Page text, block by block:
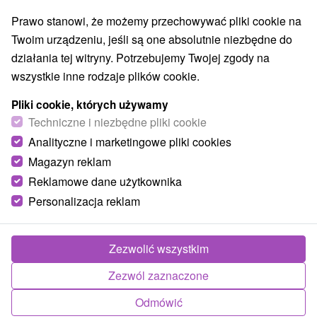
Chata Laurinka Liptovský Hrádok
Liptovský Hrádok
Chata Laurinka je krásna a priestranná chata v čarovnom
mestečku na Liptove, v Liptovskom Hrádku. Ponúka...
Prawo stanowi, że możemy przechowywać pliki cookie na
Twoim urządzeniu, jeśli są one absolutnie niezbędne do
działania tej witryny. Potrzebujemy Twojej zgody na
wszystkie inne rodzaje plików cookie.
Pliki cookie, których używamy
Techniczne i niezbędne pliki cookie
Analityczne i marketingowe pliki cookies
Magazyn reklam
Reklamowe dane użytkownika
Personalizacja reklam
Odmówić
Zezwól zaznaczone
Zezwolić wszystkim